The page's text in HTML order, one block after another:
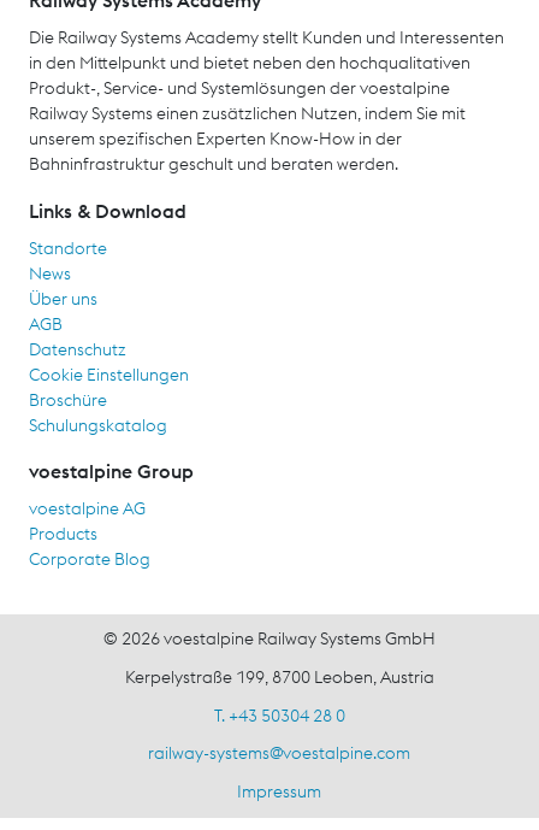
Die Railway Systems Academy stellt Kunden und Interessenten
in den Mittelpunkt und bietet neben den hochqualitativen
Produkt-, Service- und Systemlösungen der voestalpine
Railway Systems einen zusätzlichen Nutzen, indem Sie mit
unserem spezifischen Experten Know-How in der
Bahninfrastruktur geschult und beraten werden.
Links & Download
Standorte
News
Über uns
AGB
Datenschutz
Cookie Einstellungen
Broschüre
Schulungskatalog
voestalpine Group
voestalpine AG
Products
Corporate Blog
© 2026 voestalpine Railway Systems GmbH
Kerpelystraße 199, 8700 Leoben, Austria
T. +43 50304 28 0
railway-systems@voestalpine.com
Impressum